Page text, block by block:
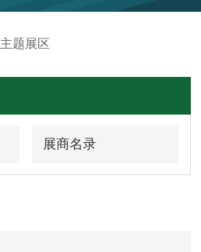
主题展区
展商名录